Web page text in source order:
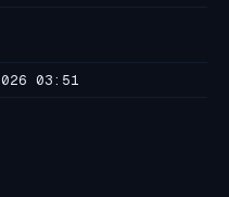
03:51